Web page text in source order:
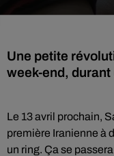
Une petite
week-end,
Le 13 avril prochain,
première Iranienne à
un ring. Ça se